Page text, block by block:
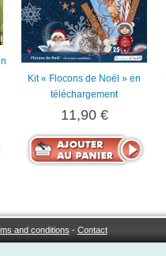
Kit « Flocons de Noël » en
téléchargement
11,90 €
and conditions - Contact